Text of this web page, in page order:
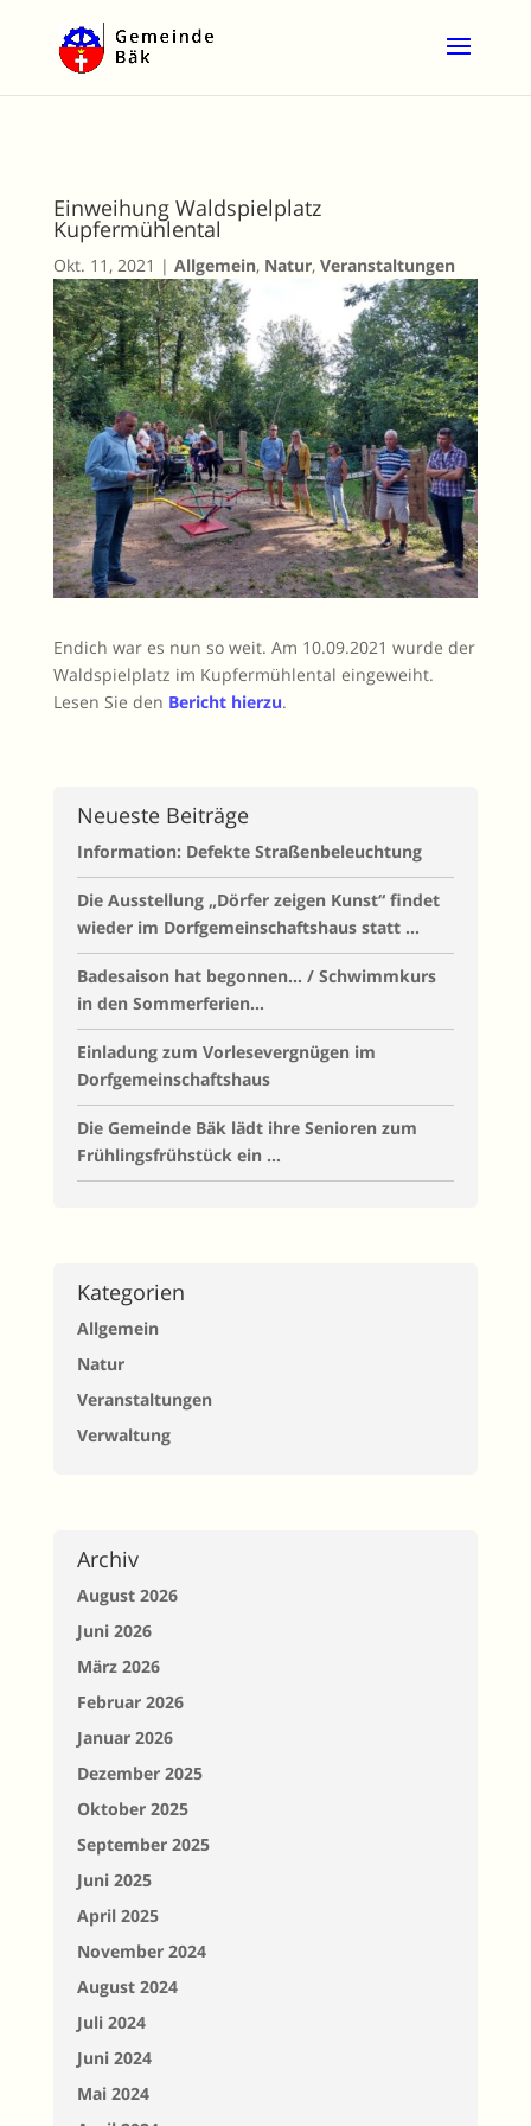
Einweihung Waldspielplatz
Kupfermühlental
Okt. 11, 2021 | Allgemein, Natur, Veranstaltungen
Endich war es nun so weit. Am 10.09.2021 wurde der
Waldspielplatz im Kupfermühlental eingeweiht.
Lesen Sie den Bericht hierzu.
Neueste Beiträge
Information: Defekte Straßenbeleuchtung
Die Ausstellung „Dörfer zeigen Kunst“ findet
wieder im Dorfgemeinschaftshaus statt …
Badesaison hat begonnen… / Schwimmkurs
in den Sommerferien…
Einladung zum Vorlesevergnügen im
Dorfgemeinschaftshaus
Die Gemeinde Bäk lädt ihre Senioren zum
Frühlingsfrühstück ein …
Kategorien
Allgemein
Natur
Veranstaltungen
Verwaltung
Archiv
August 2026
Juni 2026
März 2026
Februar 2026
Januar 2026
Dezember 2025
Oktober 2025
September 2025
Juni 2025
April 2025
November 2024
August 2024
Juli 2024
Juni 2024
Mai 2024